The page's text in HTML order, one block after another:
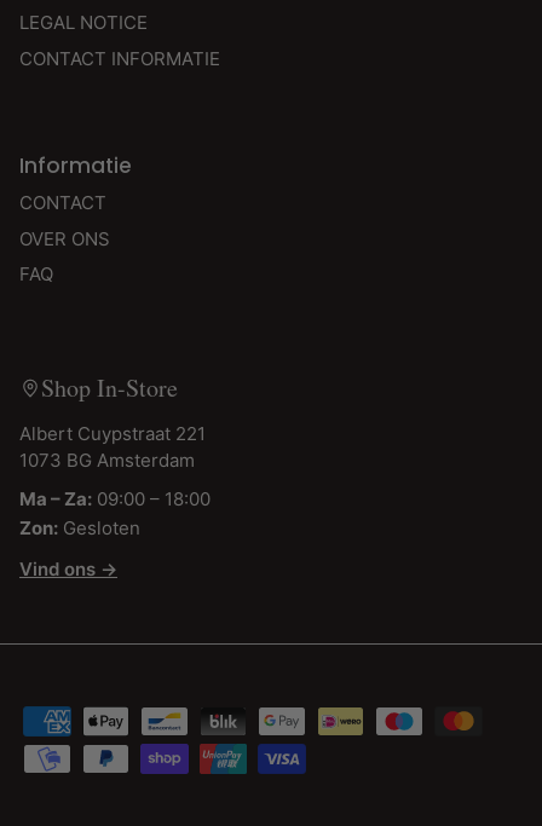
LEGAL NOTICE
CONTACT INFORMATIE
Informatie
CONTACT
OVER ONS
FAQ
Shop In-Store
Albert Cuypstraat 221
1073 BG Amsterdam
Ma – Za: 09:00 – 18:00
Zon: Gesloten
Vind ons →